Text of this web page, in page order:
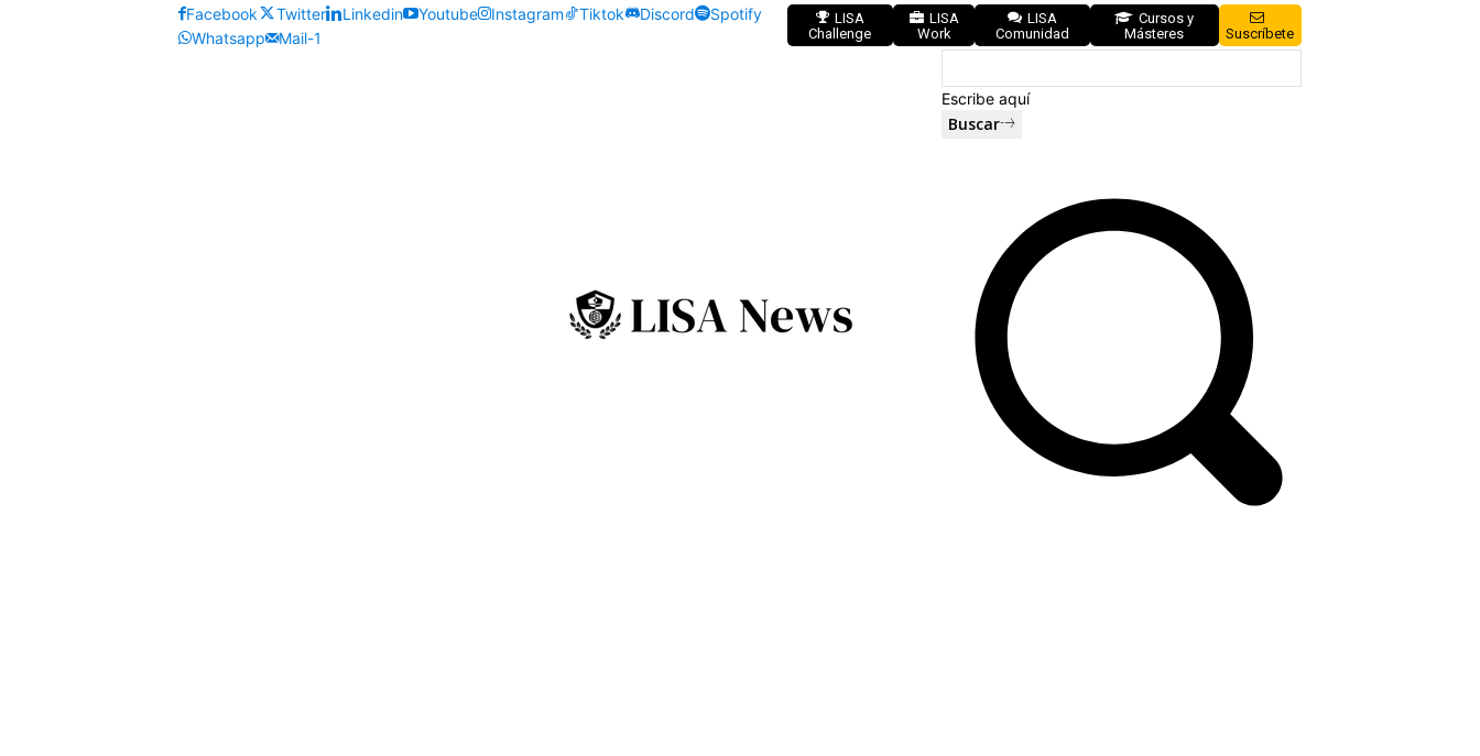
Suscríbete
Cursos y
Másteres
LISA
Comunidad
LISA
Work
LISA
Challenge
Facebook Twitter Linkedin Youtube Instagram Tiktok Discord
Spotify
Whatsapp
Mail-1
Escribe aquí
Buscar